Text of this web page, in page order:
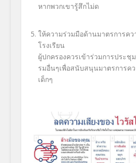
หากพวกเขารู้สึกไม่ด
ให้ความร่วมมือด้านมาตรการค
โรงเรียน
ผู้ปกครองควรเข้าร่วมการประชุ
รมอื่นๆเพื่อสนับสนุนมาตรการค
เด็กๆ